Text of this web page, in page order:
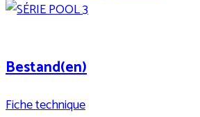
Bestand(en)
Fiche technique